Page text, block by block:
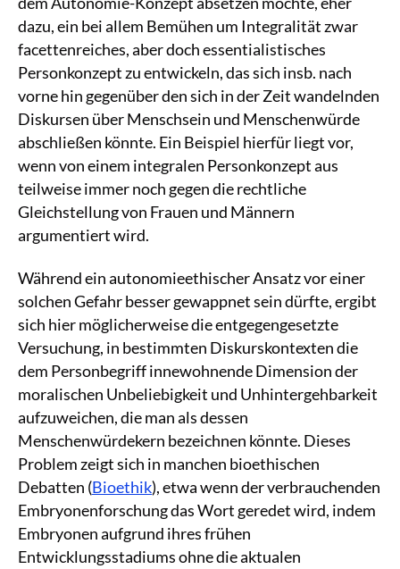
dazu, ein bei allem Bemühen um Integralität zwar
facettenreiches, aber doch essentialistisches
Personkonzept zu entwickeln, das sich insb. nach
vorne hin gegenüber den sich in der Zeit wandelnden
Diskursen über Menschsein und Menschenwürde
abschließen könnte. Ein Beispiel hierfür liegt vor,
wenn von einem integralen Personkonzept aus
teilweise immer noch gegen die rechtliche
Gleichstellung von Frauen und Männern
argumentiert wird.
Während ein autonomieethischer Ansatz vor einer
solchen Gefahr besser gewappnet sein dürfte, ergibt
sich hier möglicherweise die entgegengesetzte
Versuchung, in bestimmten Diskurskontexten die
dem Personbegriff innewohnende Dimension der
moralischen Unbeliebigkeit und Unhintergehbarkeit
aufzuweichen, die man als dessen
Menschenwürdekern bezeichnen könnte. Dieses
Problem zeigt sich in manchen bioethischen
Debatten (Bioethik), etwa wenn der verbrauchenden
Embryonenforschung das Wort geredet wird, indem
Embryonen aufgrund ihres frühen
Entwicklungsstadiums ohne die aktualen